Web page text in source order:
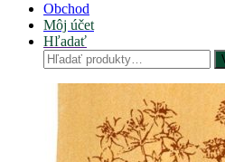
Obchod
Môj účet
Hľadať
Hľadať: